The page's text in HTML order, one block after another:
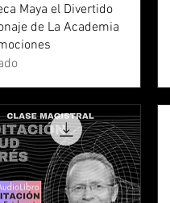
Maya el Divertido
de La Academia